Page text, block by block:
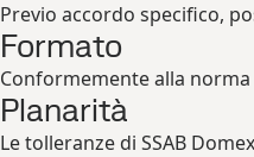
Previo accordo specifico,
Formato
Conformemente alla
Planarità
Le tolleranze di SSAB